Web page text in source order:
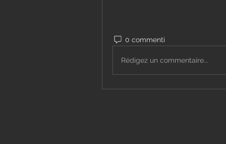
0 commenti
Rédigez un commentaire...